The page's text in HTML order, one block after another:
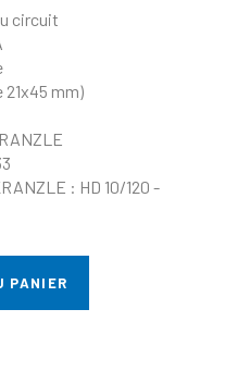
circuit
mm)
: HD 10/120 -
PANIER